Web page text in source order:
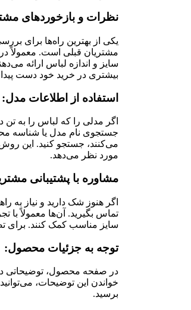
نظرات و بازخوردهای
یکی از بهترین راه‌ها برای
مشتریان قبلی است. معمولاً
سایز و اندازه لباس ارائه
بیشتری در خرید خود دست پیدا
استفاده از اطلاعات مدل:
اگر مدلی را که لباس را به تن
جستجوی نام مدل یا شناسه
می‌کنند، جستجو کنید. این
مورد نظر می‌دهد.
مشاوره با پشتیبانی
اگر هنوز شک دارید و نیاز به
تماس بگیرید. آن‌ها معمولاً با
سایز مناسب کمک کنند. برای
توجه به جزئیات محصول:
در صفحه محصول، توضیحاتی
خواندن این توضیحات،
برسید.